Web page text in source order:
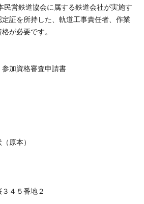
民営鉄道協会に属する鉄道会社が実施す
証を所持した、軌道工事責任者、作業
が必要です。
参加資格審査申請書
原本）
４５番地２